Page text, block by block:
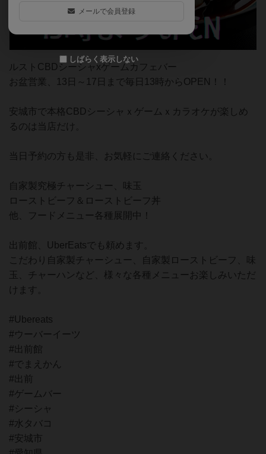
ルストCBDシーシャxゲームカフェバー
お盆営業、13日～17日まで毎日13時からOPEN！！
安城市で本格CBDシーシャｘゲームｘカラオケが楽しめ
るのは当店だけ。
当日予約の方も是非、お気軽にご連絡ください。
自家製究極チャーシュー、味玉
ローストビーフ＆ローストビーフ丼
他、フードメニュー各種展開中！
出前館、UberEatsでも頼めます。
こだわり自家製チャーシュー、自家製ローストビーフ、味
玉、チャーハンなど、様々な各種メニューお楽しみいただ
けます。
#Ubereats
#ウーバーイーツ
#出前館
#でまえかん
#出前
#ゲームバー
#シーシャ
#水タバコ
#安城市
メールで会員登録
しばらく表示しない